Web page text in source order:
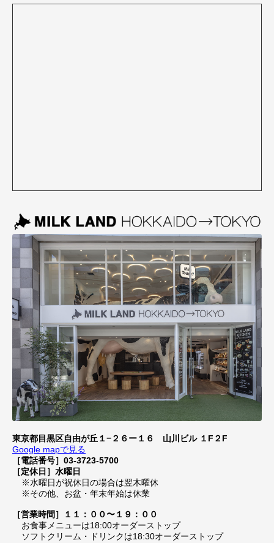
東京都目黒区自由が丘１−２６ー１６ 山川ビル １F２F
Google mapで見る
［電話番号］03-3723-5700
［定休日］水曜日
※水曜日が祝休日の場合は翌木曜休
※その他、お盆・年末年始は休業
［営業時間］１１：００〜１９：００
お食事メニューは18:00オーダーストップ
ソフトクリーム・ドリンクは18:30オーダーストップ